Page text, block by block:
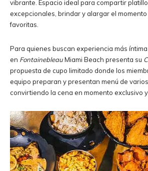
vibrante. Espacio ideal para compartir
excepcionales, brindar y alargar el
favoritas.
Para quienes buscan experiencia más íntima
en FontainebleauMiami Beach presenta su
propuesta de cupo limitado donde los
equipo preparan y presentan menú de
convirtiendo la cena en momento exclusivo